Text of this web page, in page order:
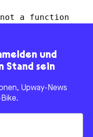
a function
und
Stand sein
Upway-News